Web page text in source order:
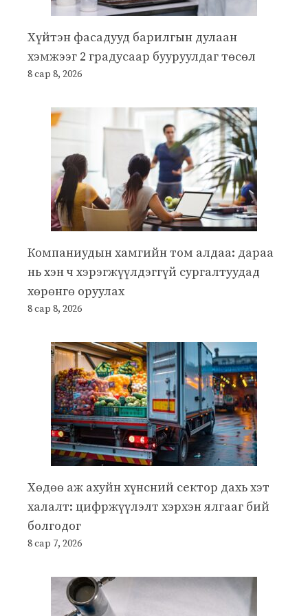
Хүйтэн фасадууд барилгын дулаан
хэмжээг 2 градусаар бууруулдаг төсөл
8 сар 8, 2026
Компаниудын хамгийн том алдаа: дараа
нь хэн ч хэрэгжүүлдэггүй сургалтуудад
хөрөнгө оруулах
8 сар 8, 2026
Хөдөө аж ахуйн хүнсний сектор дахь хэт
халалт: цифржүүлэлт хэрхэн ялгааг бий
болгодог
8 сар 7, 2026